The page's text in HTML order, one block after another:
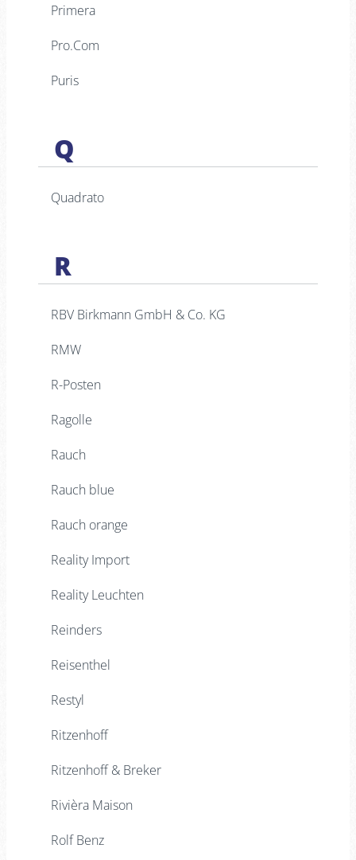
Primera
Pro.Com
Puris
Q
Quadrato
R
RBV Birkmann GmbH & Co. KG
RMW
R-Posten
Ragolle
Rauch
Rauch blue
Rauch orange
Reality Import
Reality Leuchten
Reinders
Reisenthel
Restyl
Ritzenhoff
Ritzenhoff & Breker
Rivièra Maison
Rolf Benz